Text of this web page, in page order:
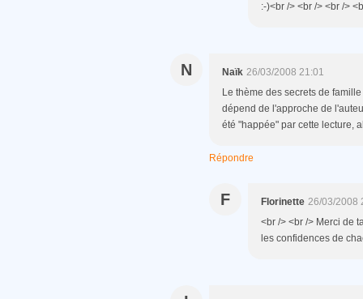
:-)<br /> <br /> <br />
N Naïk 26/03/2008 21:01
Le thème des secrets de
dépend de l'approche de
été "happée" par cette lecture,
Répondre
F Florinette 26/03/2008
<br /> <br /> Merci de
les confidences de